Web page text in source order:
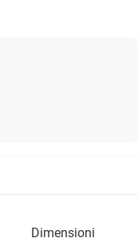
dimensioni